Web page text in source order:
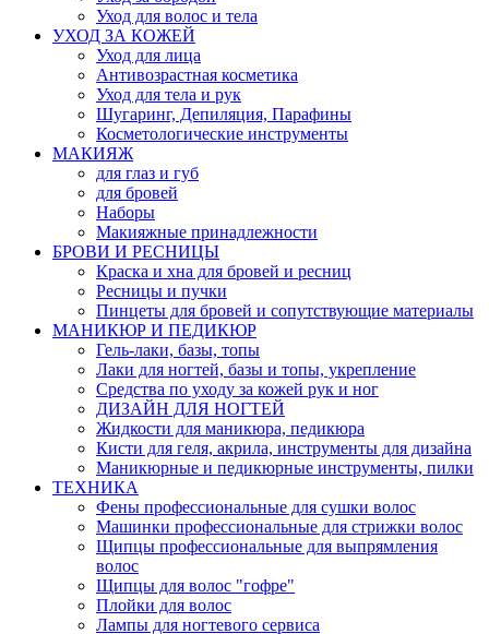
Уход для волос и тела
УХОД ЗА КОЖЕЙ
Уход для лица
Антивозрастная косметика
Уход для тела и рук
Шугаринг, Депиляция, Парафины
Косметологические инструменты
МАКИЯЖ
для глаз и губ
для бровей
Наборы
Макияжные принадлежности
БРОВИ И РЕСНИЦЫ
Краска и хна для бровей и ресниц
Ресницы и пучки
Пинцеты для бровей и сопутствующие материалы
МАНИКЮР И ПЕДИКЮР
Гель-лаки, базы, топы
Лаки для ногтей, базы и топы, укрепление
Средства по уходу за кожей рук и ног
ДИЗАЙН ДЛЯ НОГТЕЙ
Жидкости для маникюра, педикюра
Кисти для геля, акрила, инструменты для дизайна
Маникюрные и педикюрные инструменты, пилки
ТЕХНИКА
Фены профессиональные для сушки волос
Машинки профессиональные для стрижки волос
Щипцы профессиональные для выпрямления
волос
Щипцы для волос "гофре"
Плойки для волос
Лампы для ногтевого сервиса